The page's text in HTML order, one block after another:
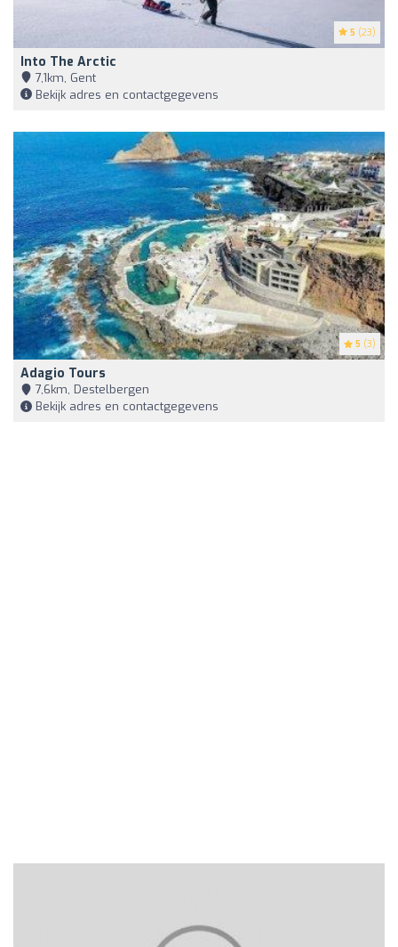
5 (23)
Into The Arctic
7,1km, Gent
Bekijk adres en contactgegevens
5 (3)
Adagio Tours
7,6km, Destelbergen
Bekijk adres en contactgegevens